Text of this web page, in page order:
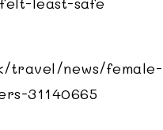
travel/news/female-
31140665